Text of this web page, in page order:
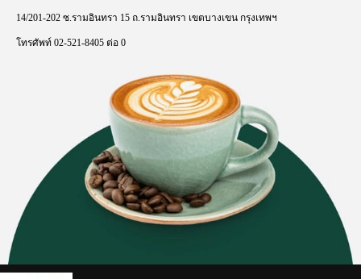
14/201-202 ซ.รามอินทรา 15 ถ.รามอินทรา เขตบางเขน กรุงเทพฯ
โทรศัพท์ 02-521-8405 ต่อ 0